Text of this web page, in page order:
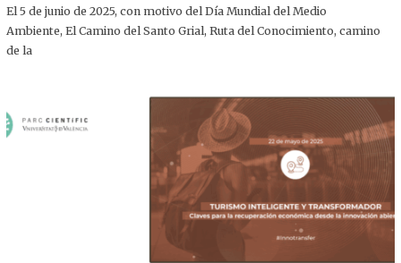
,
0
El 5 de junio de 2025, con motivo del Día Mundial del Medio
Ambiente, El Camino del Santo Grial, Ruta del Conocimiento, camino
de la